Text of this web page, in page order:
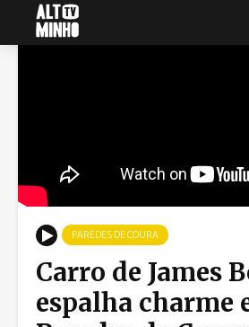
PAREDES DE COURA
Carro de James
espalha charme